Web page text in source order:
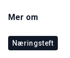
Mer om
Næringsteft